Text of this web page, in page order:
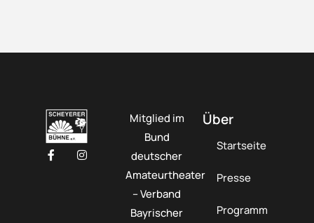
Mitglied im
Bund
deutscher
Amateurtheater
– Verband
Bayrischer
Über
Startseite
Presse
Programm